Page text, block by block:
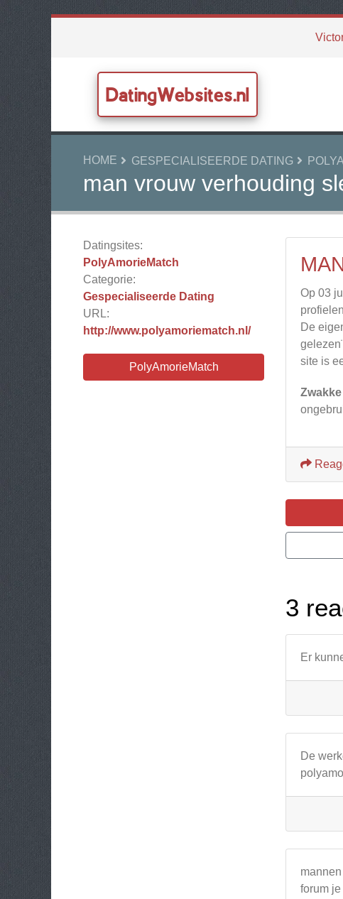
DatingWebsites.nl
HOME GESPECIALISEERDE DATING
man vrouw verhouding
Datingsites:
PolyAmorieMatch
Categorie:
Gespecialiseerde Dating
URL:
http://www.polyamoriematch.nl/
PolyAmorieMatch
Op 03
De
site is
3
Er
De
forum